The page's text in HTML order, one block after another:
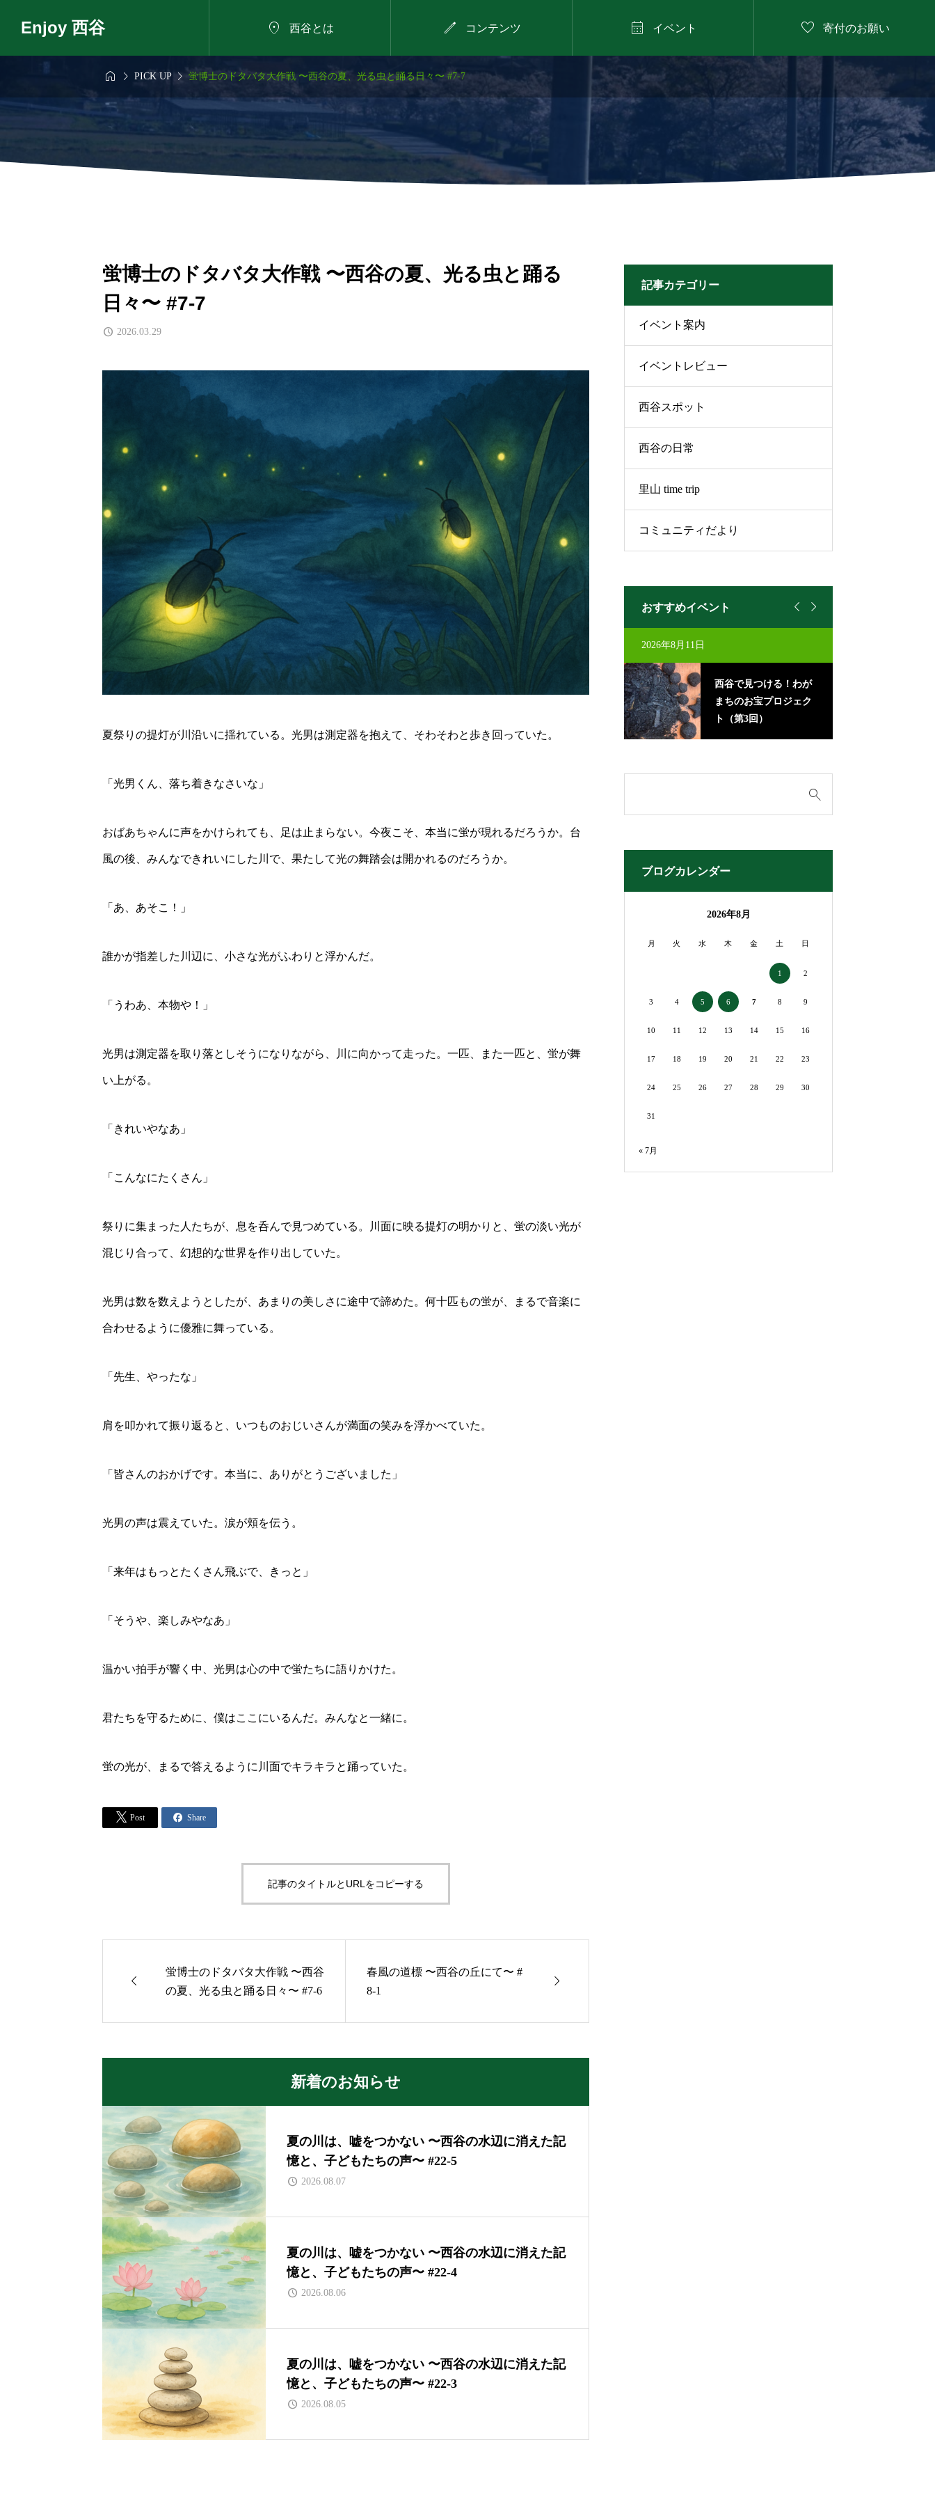
Enjoy 西谷  西谷とは  コンテンツ  イベント  寄付のお願い
2026年8月8日
夏の植物観察会
2026年8月9日 2026年8月9日
にしたに野菜のバーベ
 
  PICK UP  蛍博士のドタバタ大作戦 〜西谷の夏、光る虫と踊る日々〜 #7-7
蛍博士のドタバタ大作戦 〜西谷の夏、光る虫と踊る
日々〜 #7-7
2026.03.29
夏祭りの提灯が川沿いに揺れている。光男は測定器を抱えて、そわそわと歩き回っていた。
「光男くん、落ち着きなさいな」
おばあちゃんに声をかけられても、足は止まらない。今夜こそ、本当に蛍が現れるだろうか。台
風の後、みんなできれいにした川で、果たして光の舞踏会は開かれるのだろうか。
「あ、あそこ！」
誰かが指差した川辺に、小さな光がふわりと浮かんだ。
「うわあ、本物や！」
光男は測定器を取り落としそうになりながら、川に向かって走った。一匹、また一匹と、蛍が舞
い上がる。
「きれいやなあ」
「こんなにたくさん」
祭りに集まった人たちが、息を呑んで見つめている。川面に映る提灯の明かりと、蛍の淡い光が
混じり合って、幻想的な世界を作り出していた。
光男は数を数えようとしたが、あまりの美しさに途中で諦めた。何十匹もの蛍が、まるで音楽に
合わせるように優雅に舞っている。
「先生、やったな」
肩を叩かれて振り返ると、いつものおじいさんが満面の笑みを浮かべていた。
「皆さんのおかげです。本当に、ありがとうございました」
光男の声は震えていた。涙が頬を伝う。
「来年はもっとたくさん飛ぶで、きっと」
「そうや、楽しみやなあ」
温かい拍手が響く中、光男は心の中で蛍たちに語りかけた。
君たちを守るために、僕はここにいるんだ。みんなと一緒に。
蛍の光が、まるで答えるように川面でキラキラと踊っていた。
 Post  Share
記事のタイトルとURLをコピーする

蛍博士のドタバタ大作戦 〜西谷
の夏、光る虫と踊る日々〜 #7-6
春風の道標 〜西谷の丘にて〜 #
8-1

新着のお知らせ
夏の川は、嘘をつかない 〜西谷の水辺に消えた記
憶と、子どもたちの声〜 #22-5
2026.08.07
夏の川は、嘘をつかない 〜西谷の水辺に消えた記
憶と、子どもたちの声〜 #22-4
2026.08.06
夏の川は、嘘をつかない 〜西谷の水辺に消えた記
憶と、子どもたちの声〜 #22-3
2026.08.05
記事カテゴリー
イベント案内
イベントレビュー
西谷スポット
西谷の日常
里山 time trip
コミュニティだより
おすすめイベント  
2026年8月22日
里山 time trip ～にした
2026年8月23日 2026年8月11日
西谷で見つける！わが
まちのお宝プロジェク
ト（第3回）
ブログカレンダー
2026年8月
月 火 水 木 金 土 日
1 2
3 4 5 6 7 8 9
10 11 12 13 14 15 16
17 18 19 20 21 22 23
24 25 26 27 28 29 30
31
« 7月